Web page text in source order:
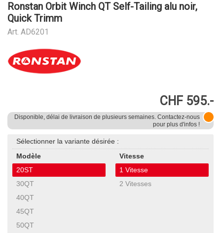
Ronstan Orbit Winch QT Self-Tailing alu noir,
Quick Trimm
Art. AD6201
CHF 595.-
Disponible, délai de livraison de plusieurs semaines. Contactez-nous
pour plus d'infos !
Sélectionner la variante désirée :
Modèle
20ST
30QT
40QT
45QT
50QT
Vitesse
1 Vitesse
2 Vitesses